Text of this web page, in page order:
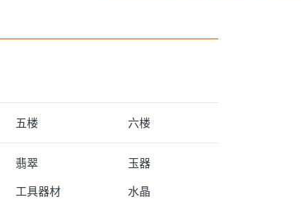
五楼 六楼
翡翠
玉器
工具器材 水晶